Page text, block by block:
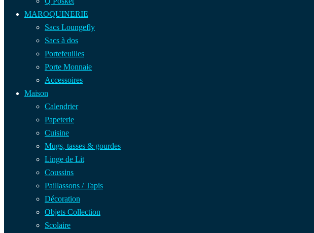
MAROQUINERIE
Sacs Loungefly
Sacs à dos
Portefeuilles
Porte Monnaie
Accessoires
Maison
Calendrier
Papeterie
Cuisine
Mugs, tasses & gourdes
Linge de Lit
Coussins
Paillassons / Tapis
Décoration
Objets Collection
Scolaire